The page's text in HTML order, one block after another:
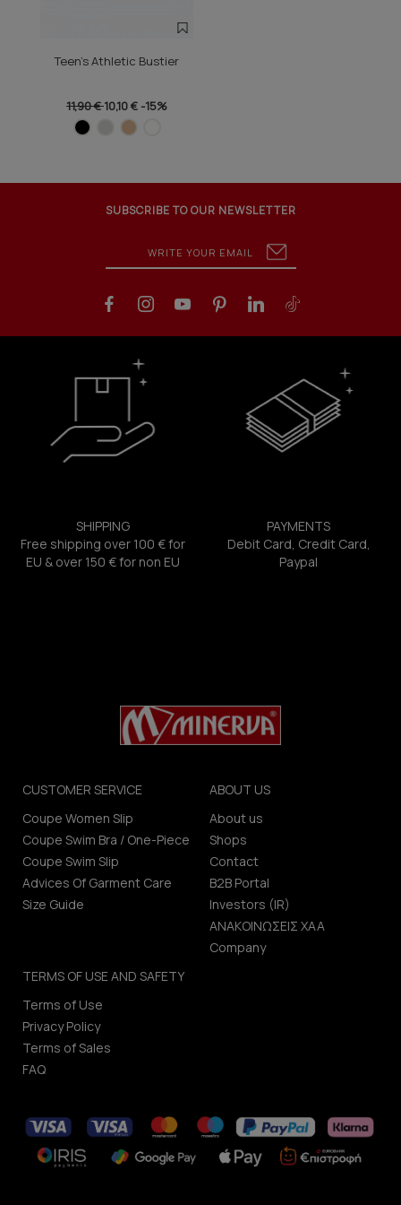
Teen's Athletic Bustier
11,90 €10,10 € -15%
SUBSCRIBE TO OUR NEWSLETTER
SHIPPING
Free shipping over 100 € for
EU & over 150 € for non EU
PAYMENTS
Debit Card, Credit Card,
Paypal
CUSTOMER SERVICE
Coupe Women Slip
Coupe Swim Bra / One-Piece
Coupe Swim Slip
Advices Of Garment Care
Size Guide
ABOUT US
About us
Shops
Contact
B2B Portal
Investors (IR)
ΑΝΑΚΟΙΝΩΣΕΙΣ ΧΑΑ
Company
TERMS OF USE AND SAFETY
Terms of Use
Privacy Policy
Terms of Sales
FAQ